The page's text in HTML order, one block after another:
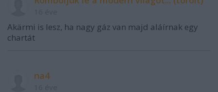
Akärmi is lesz, ha nagy gáz van majd aláírnak egy
chartát
na4